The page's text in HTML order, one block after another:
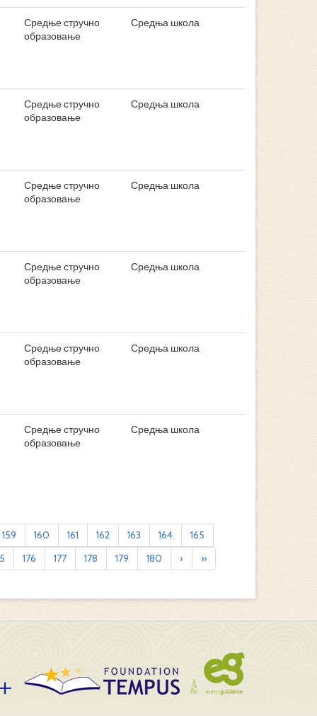
Средње стручно
образовање
Средња школа
Средње стручно
образовање
Средња школа
Средње стручно
образовање
Средња школа
Средње стручно
образовање
Средња школа
Средње стручно
образовање
Средња школа
Средње стручно
образовање
Средња школа
159 160 161 162 163 164
165
176 177 178 179 180 › »